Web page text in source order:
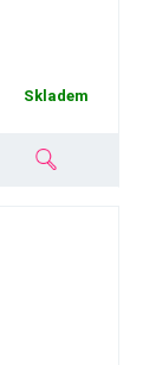
Skladem